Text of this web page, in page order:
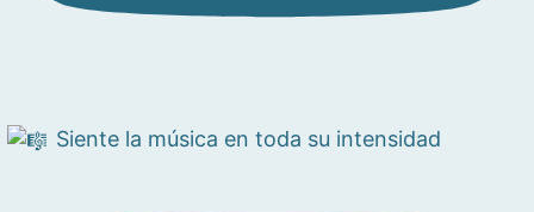
Siente la música en toda su intensidad